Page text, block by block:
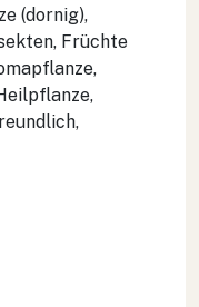
(dornig),
Früchte